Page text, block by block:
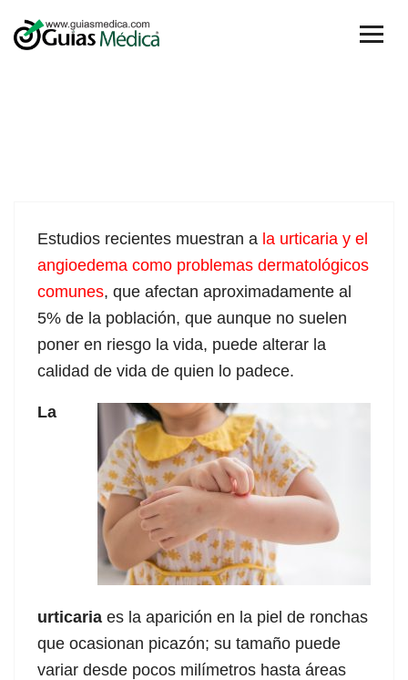
10
Jun
Estudios recientes muestran a la urticaria y el
angioedema como problemas dermatológicos
comunes, que afectan aproximadamente al
5% de la población, que aunque no suelen
poner en riesgo la vida, puede alterar la
calidad de vida de quien lo padece.
La
urticaria es la aparición en la piel de ronchas
que ocasionan picazón; su tamaño puede
variar desde pocos milímetros hasta áreas